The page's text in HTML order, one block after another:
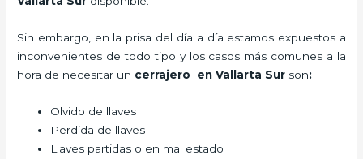
Sin embargo, en la prisa del día a día estamos expuestos a
inconvenientes de todo tipo y los casos más comunes a la
hora de necesitar un cerrajero en Vallarta Sur son:
Olvido de llaves
Perdida de llaves
Llaves partidas o en mal estado